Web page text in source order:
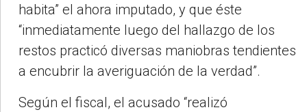
habita” el ahora imputado, y que éste
“inmediatamente luego del hallazgo de los
restos practicó diversas maniobras tendientes
a encubrir la averiguación de la verdad”.
Según el fiscal, el acusado “realizó